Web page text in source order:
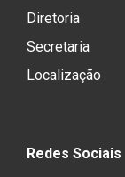
Diretoria
Secretaria
Localização
Redes Sociais